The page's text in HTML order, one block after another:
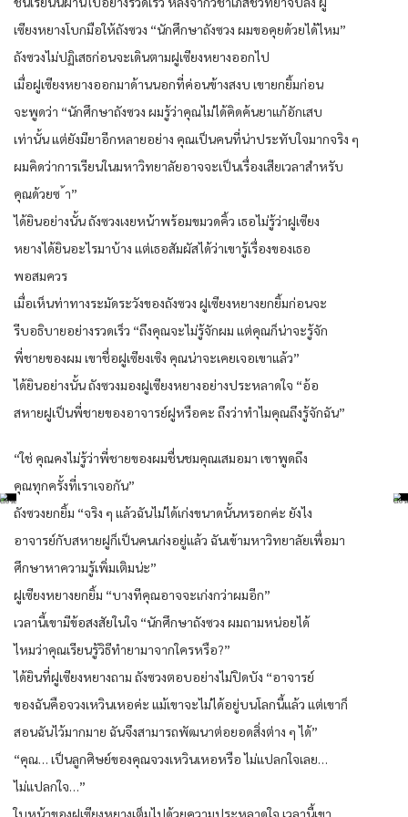
เซียงหยางโบกมือให้ถังซวง “นักศึกษาถังซวง ผมขอคุยด้วยได้ไหม”
ถังซวงไม่ปฏิเสธก่อนจะเดินตามฝูเซียงหยางออกไป
เมื่อฝูเซียงหยางออกมาด้านนอกที่ค่อนข้างสงบ เขายกยิ้มก่อน
จะพูดว่า “นักศึกษาถังซวง ผมรู้ว่าคุณไม่ได้คิดค้นยาแก้อักเสบ
เท่านั้น แต่ยังมียาอีกหลายอย่าง คุณเป็นคนที่น่าประทับใจมากจริง ๆ
ผมคิดว่าการเรียนในมหาวิทยาลัยอาจจะเป็นเรื่องเสียเวลาสำหรับ
คุณด้วยซ ้า”
ได้ยินอย่างนั้น ถังซวงเงยหน้าพร้อมขมวดคิ้ว เธอไม่รู้ว่าฝูเซียง
หยางได้ยินอะไรมาบ้าง แต่เธอสัมผัสได้ว่าเขารู้เรื่องของเธอ
พอสมควร
เมื่อเห็นท่าทางระมัดระวังของถังซวง ฝูเซียงหยางยกยิ้มก่อนจะ
รีบอธิบายอย่างรวดเร็ว “ถึงคุณจะไม่รู้จักผม แต่คุณก็น่าจะรู้จัก
พี่ชายของผม เขาชื่อฝูเซียงเซิง คุณน่าจะเคยเจอเขาแล้ว”
ได้ยินอย่างนั้น ถังซวงมองฝูเซียงหยางอย่างประหลาดใจ “อ้อ
สหายฝูเป็นพี่ชายของอาจารย์ฝูหรือคะ ถึงว่าทำไมคุณถึงรู้จักฉัน”
“ใช่ คุณคงไม่รู้ว่าพี่ชายของผมชื่นชมคุณเสมอมา เขาพูดถึง
คุณทุกครั้งที่เราเจอกัน”
ถังซวงยกยิ้ม “จริง ๆ แล้วฉันไม่ได้เก่งขนาดนั้นหรอกค่ะ ยังไง
อาจารย์กับสหายฝูก็เป็นคนเก่งอยู่แล้ว ฉันเข้ามหาวิทยาลัยเพื่อมา
ศึกษาหาความรู้เพิ่มเติมน่ะ”
ฝูเซียงหยางยกยิ้ม “บางทีคุณอาจจะเก่งกว่าผมอีก”
เวลานี้เขามีข้อสงสัยในใจ “นักศึกษาถังซวง ผมถามหน่อยได้
ไหมว่าคุณเรียนรู้วิธีทำยามาจากใครหรือ?”
ได้ยินที่ฝูเซียงหยางถาม ถังซวงตอบอย่างไม่ปิดบัง “อาจารย์
ของฉันคือจวงเหวินเหอค่ะ แม้เขาจะไม่ได้อยู่บนโลกนี้แล้ว แต่เขาก็
สอนฉันไว้มากมาย ฉันจึงสามารถพัฒนาต่อยอดสิ่งต่าง ๆ ได้”
“คุณ… เป็นลูกศิษย์ของคุณจวงเหวินเหอหรือ ไม่แปลกใจเลย…
ไม่แปลกใจ…”
ใบหน้าของฝูเซียงหยางเต็มไปด้วยความประหลาดใจ เวลานี้เขา